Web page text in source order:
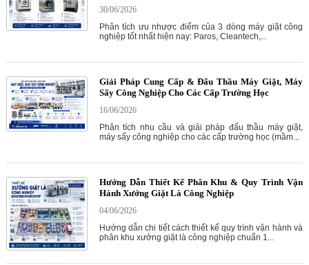
30/06/2026
Phân tích ưu nhược điểm của 3 dòng máy giặt công
nghiệp tốt nhất hiện nay: Paros, Cleantech,...
Giải Pháp Cung Cấp & Đấu Thầu Máy Giặt, Máy
Sấy Công Nghiệp Cho Các Cấp Trường Học
16/06/2026
Phân tích nhu cầu và giải pháp đấu thầu máy giặt,
máy sấy công nghiệp cho các cấp trường học (mầm...
Hướng Dẫn Thiết Kế Phân Khu & Quy Trình Vận
Hành Xưởng Giặt Là Công Nghiệp
04/06/2026
Hướng dẫn chi tiết cách thiết kế quy trình vận hành và
phân khu xưởng giặt là công nghiệp chuẩn 1...